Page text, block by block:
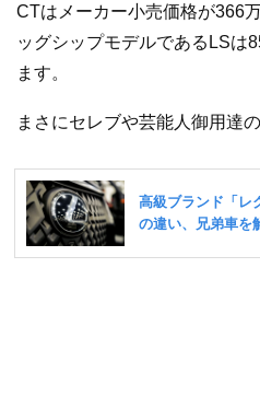
CTはメーカー小売価格が366
ッグシップモデルであるLSは
ます。
まさにセレブや芸能人御用達